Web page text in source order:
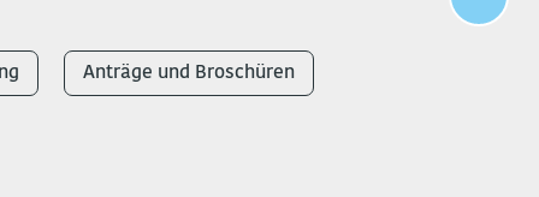
Anträge und Broschüren